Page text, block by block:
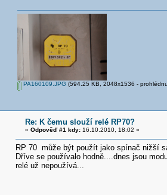
PA160109.JPG (594.25 KB, 2048x1536 -
Re: K čemu slouží relé RP70?
« Odpověď #1 kdy:16.10.2010, 18:02 »
RP 70 může být použít jako spínač nižší
Dříve se používalo hodně....dnes jsou
relé už nepoužívá...